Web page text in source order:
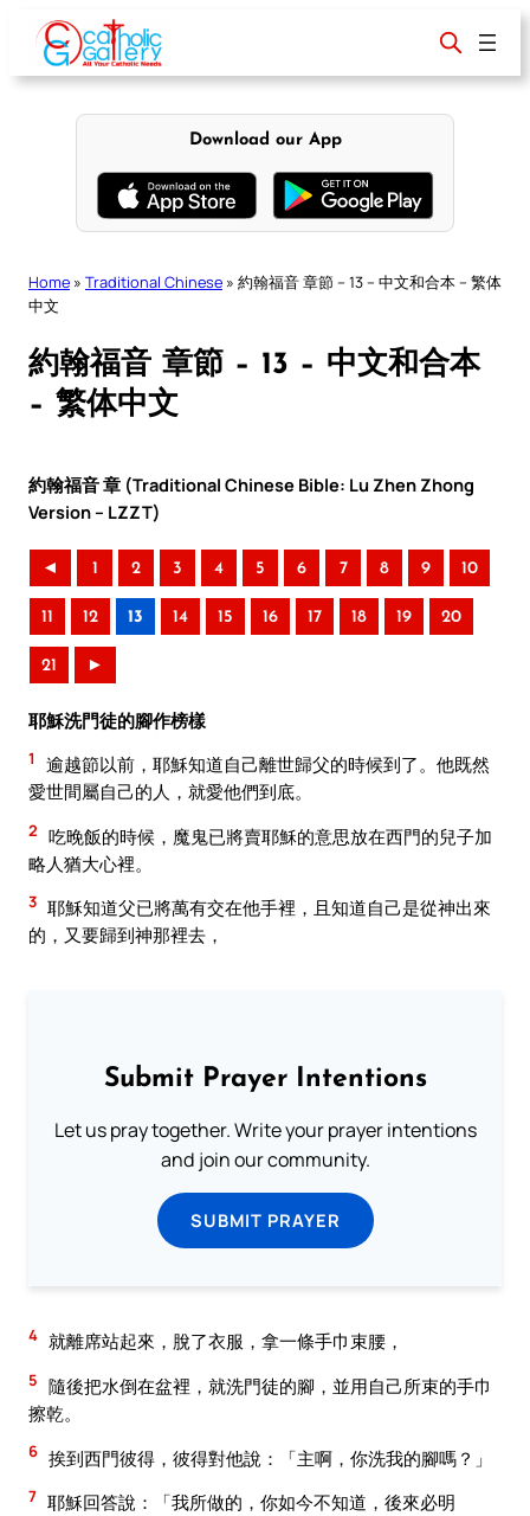
content
Download our App
Home » Traditional Chinese » 約翰福音 章節 – 13 – 中文和合本 – 繁体
中文
約翰福音 章節 – 13 – 中文和合本
– 繁体中文
約翰福音 章 (Traditional Chinese Bible: Lu Zhen Zhong
Version – LZZT)
◄ 1 2 3 4 5 6 7 8 9 10
11 12 13 14 15 16 17 18 19 20
21 ►
耶穌洗門徒的腳作榜樣
1
逾越節以前，耶穌知道自己離世歸父的時候到了。他既然
愛世間屬自己的人，就愛他們到底。
2 吃晚飯的時候，魔鬼已將賣耶穌的意思放在西門的兒子加
略人猶大心裡。
3 耶穌知道父已將萬有交在他手裡，且知道自己是從神出來
的，又要歸到神那裡去，
Submit Prayer Intentions
Let us pray together. Write your prayer intentions
and join our community.
SUBMIT PRAYER
4 就離席站起來，脫了衣服，拿一條手巾束腰，
5 隨後把水倒在盆裡，就洗門徒的腳，並用自己所束的手巾
擦乾。
6 挨到西門彼得，彼得對他說：「主啊，你洗我的腳嗎？」
7 耶穌回答說：「我所做的，你如今不知道，後來必明